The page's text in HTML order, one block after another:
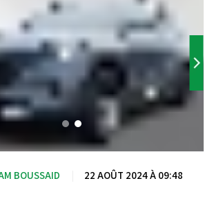
BOUSSAID 22 AOÛT 2024 À 09:48